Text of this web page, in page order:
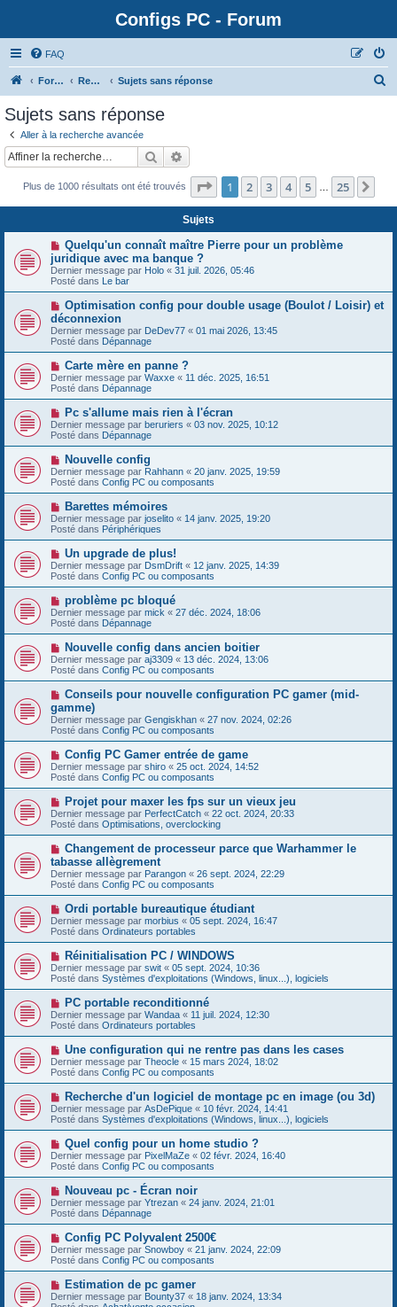
Configs PC - Forum
FAQ
Forum Rechercher Sujets sans réponse
Sujets sans réponse
Aller à la recherche avancée
Rechercher
Plus de 1000 résultats ont été trouvés Page 1sur25
1 2 3 4 5 25
Sujets
N
u
v
e
a
u
m
e
s
a
g
e
Quelqu'un connaît maître Pierre pour un problème
juridique avec ma banque ?
Dernier message par Holo « 31 juil. 2026, 05:46
Posté dans Le bar
N
o
u
v
e
a
u
m
e
s
s
a
g
e
Optimisation config pour double usage (Boulot / Loisir) et
déconnexion
Dernier message par DeDev77 « 01 mai 2026, 13:45
Posté dans Dépannage
N
o
u
v
e
a
u
m
e
s
a
g
e
Carte mère en panne ?
Dernier message par Waxxe « 11 déc. 2025, 16:51
Posté dans Dépannage
N
o
u
v
e
a
u
m
e
s
a
g
e
Pc s'allume mais rien à l'écran
Dernier message par beruriers « 03 nov. 2025, 10:12
Posté dans Dépannage
N
o
u
v
e
a
u
m
e
s
s
a
g
Nouvelle config
Dernier message par Rahhann « 20 janv. 2025, 19:59
Posté dans Config PC ou composants
N
o
u
v
e
a
u
m
e
s
s
a
g
e
Barettes mémoires
Dernier message par joselito « 14 janv. 2025, 19:20
Posté dans Périphériques
N
o
u
v
u
m
e
s
a
g
e
Un upgrade de plus!
Dernier message par DsmDrift « 12 janv. 2025, 14:39
Posté dans Config PC ou composants
N
o
u
v
e
a
u
m
e
s
s
a
g
e
problème pc bloqué
Dernier message par mick « 27 déc. 2024, 18:06
Posté dans Dépannage
N
o
u
v
a
u
m
e
s
s
g
e
Nouvelle config dans ancien boitier
Dernier message par aj3309 « 13 déc. 2024, 13:06
Posté dans Config PC ou composants
N
u
v
e
a
u
m
e
s
s
a
g
e
Conseils pour nouvelle configuration PC gamer (mid-
gamme)
Dernier message par Gengiskhan « 27 nov. 2024, 02:26
Posté dans Config PC ou composants
N
o
u
v
e
a
u
m
e
s
s
a
g
e
Config PC Gamer entrée de game
Dernier message par shiro « 25 oct. 2024, 14:52
Posté dans Config PC ou composants
N
o
u
v
a
u
m
e
s
s
g
e
Projet pour maxer les fps sur un vieux jeu
Dernier message par PerfectCatch « 22 oct. 2024, 20:33
Posté dans Optimisations, overclocking
N
o
u
v
e
a
u
m
e
s
s
a
g
e
Changement de processeur parce que Warhammer le
tabasse allègrement
Dernier message par Parangon « 26 sept. 2024, 22:29
Posté dans Config PC ou composants
N
o
u
v
e
a
u
m
e
s
a
g
e
Ordi portable bureautique étudiant
Dernier message par morbius « 05 sept. 2024, 16:47
Posté dans Ordinateurs portables
N
o
u
v
e
a
u
m
e
s
s
a
g
e
Réinitialisation PC / WINDOWS
Dernier message par swit « 05 sept. 2024, 10:36
Posté dans Systèmes d'exploitations (Windows, linux...), logiciels
N
o
u
v
e
a
u
m
e
s
a
g
e
PC portable reconditionné
Dernier message par Wandaa « 11 juil. 2024, 12:30
Posté dans Ordinateurs portables
N
o
u
v
e
a
u
m
e
s
s
a
g
e
Une configuration qui ne rentre pas dans les cases
Dernier message par Theocle « 15 mars 2024, 18:02
Posté dans Config PC ou composants
N
o
u
v
a
u
m
e
s
a
g
e
Recherche d'un logiciel de montage pc en image (ou 3d)
Dernier message par AsDePique « 10 févr. 2024, 14:41
Posté dans Systèmes d'exploitations (Windows, linux...), logiciels
N
o
u
v
e
a
u
m
e
s
s
a
g
e
Quel config pour un home studio ?
Dernier message par PixelMaZe « 02 févr. 2024, 16:40
Posté dans Config PC ou composants
N
o
u
v
a
u
m
e
s
a
Nouveau pc - Écran noir
Dernier message par Ytrezan « 24 janv. 2024, 21:01
Posté dans Dépannage
N
o
u
v
e
a
u
Config PC Polyvalent 2500€
Dernier message par Snowboy « 21 janv. 2024, 22:09
Posté dans Config PC ou composants
N
o
u
Estimation de pc gamer
Dernier message par Bounty37 « 18 janv. 2024, 13:34